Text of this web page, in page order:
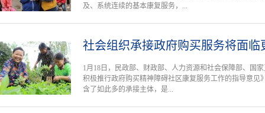
及、系统连续的基本康复服务，...
社会组织承接政府购买服务将面临
1月18日，民政部、财政部、人力资源和社会保障部、国
积极推行政府购买精神障碍社区康复服务工作的指导意见
含了如此多的承接主体，是...